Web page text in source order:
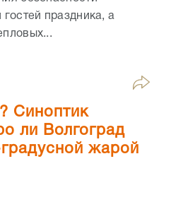
гостей праздника, а
Синоптик
ли Волгоград
жарой